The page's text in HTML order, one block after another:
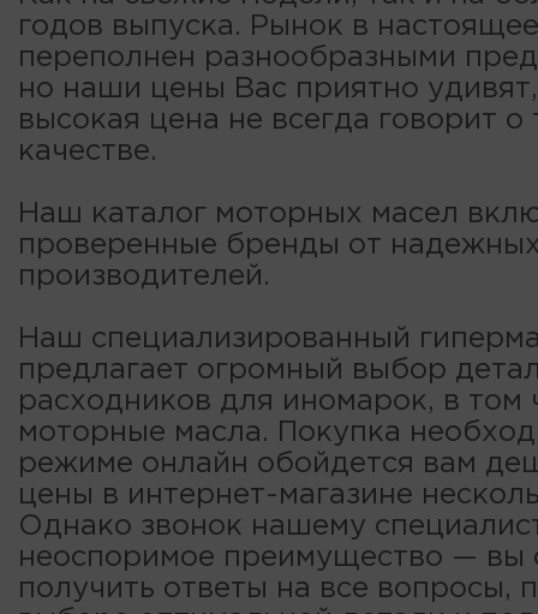
годов выпуска. Рынок в
переполнен разнообразными
но наши цены Вас приятно
высокая цена не всегда говорит
качестве.
Наш каталог моторных масел
проверенные бренды от
производителей.
Наш специализированный
предлагает огромный выбор
расходников для иномарок, в том
моторные масла. Покупка
режиме онлайн обойдется вам
цены в интернет-магазине
Однако звонок нашему
неоспоримое преимущество — вы
получить ответы на все вопросы,